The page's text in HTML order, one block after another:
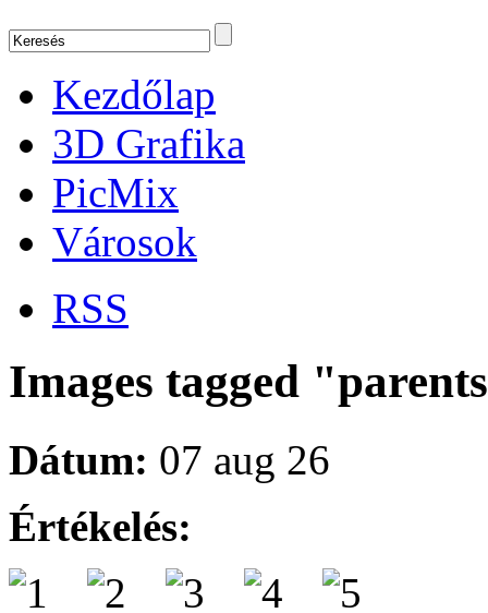
Kezdőlap
3D Grafika
PicMix
Városok
RSS
Images tagged
Dátum: 07 aug 26
Értékelés: